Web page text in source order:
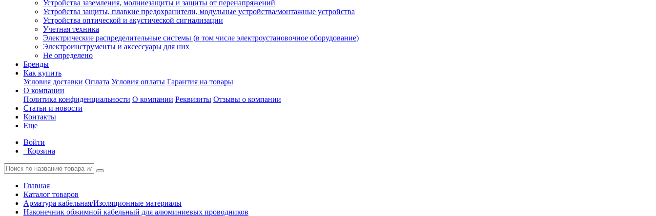
Устройства заземления, молниезащиты и защиты от перенапряжений
Устройства защиты, плавкие предохранители, модульные устройства/монтажные устройства
Устройства оптической и акустической сигнализации
Учетная техника
Электрические распределительные системы (в том числе электроустановочное оборудование)
Электроинструменты и аксессуары для них
Не определено
Бренды
Как купить
Условия доставки Оплата Условия оплаты Гарантия на товары
О компании
Политика конфиденциальности О компании Реквизиты Отзывы о компании
Статьи и новости
Контакты
Еще
Войти
Корзина
Главная
Каталог товаров
Арматура кабельная/Изоляционные материалы
Наконечник обжимной кабельный для алюминиевых проводников